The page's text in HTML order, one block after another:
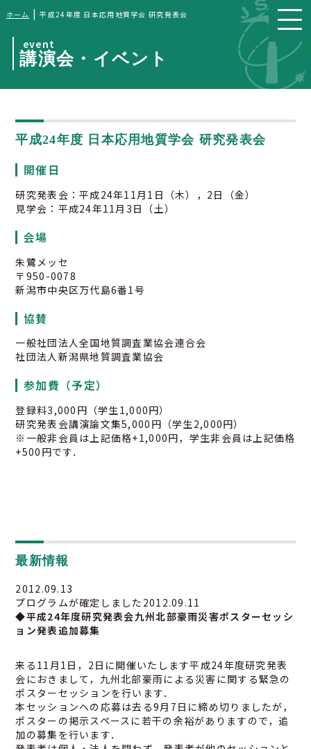
ホーム |平成24年度 日本応用地質学会 研究発表会
event
講演会・イベント
平成24年度 日本応用地質学会 研究発表会
開催日
研究発表会：平成24年11月1日（木），2日（金）
見学会：平成24年11月3日（土）
会場
朱鷺メッセ
〒950-0078
新潟市中央区万代島6番1号
協賛
一般社団法人全国地質調査業協会連合会
社団法人新潟県地質調査業協会
参加費（予定）
登録料3,000円（学生1,000円）
研究発表会講演論文集5,000円（学生2,000円）
※一般非会員は上記価格+1,000円，学生非会員は上記価格
+500円です．
最新情報
2012.09.13
プログラムが確定しました2012.09.11
◆平成24年度研究発表会九州北部豪雨災害ポスターセッシ
ョン発表追加募集
来る11月1日，2日に開催いたします平成24年度研究発表
会におきまして，九州北部豪雨による災害に関する緊急の
ポスターセッションを行います．
本セッションへの応募は去る9月7日に締め切りましたが，
ポスターの掲示スペースに若干の余裕がありますので，追
加の募集を行います．